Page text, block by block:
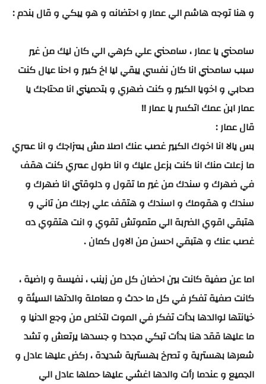
و هنا توجه هاشم الي عمار و احتضانه و هو يبكي و قال بندم :
سامحني يا عمار ، سامحني علي كرهي الي كان ليك من غير
سبب سامحني انا كان نفسي يبقي ليا اخ كبير و احنا عيال كنت
صحابي و اخويا الكبير و كنت ضهري و بتحميني انا محتاجك يا
عمار ابن عمك اتكسر يا عمار !!
قال عمار :
بس يالا انا اخوك الكبير غصب عنك اصلا مش بمزاجك و انا عمري
ما زعلت منك انا كنت بزعل عليك و انا طول عمري كنت هقف
في ضهرك و سندك من غير ما تقول و دلوقتي انا ضهرك و
سندك و هقومك و اسندك و هتقف علي رجلك من تاني و
هتبقي اقوي الضربة الي متموتش تقوي و انت هتقوي ده
غصب عنك و هتبقي احسن من الاول كمان .
اما عن صفية كانت بين احضان كل من زينب ، نفيسة و راضية ،
كانت صفية تفكر في كل ما حدث و معاملة والدتها السيئة و
خيانتها لوالدها بدأت تفكر في الموت لتخلص من وجع الدنيا و
ما عليها ققد هنا بدأت تبكي مجددا و جسدها يرتعش و تشد
شعرها بهسترية و تصرخ بهسترية شديدة ، ركض عليها عادل و
الجميع و عندما رأت والدها اغشي عليها حملها عادل الي